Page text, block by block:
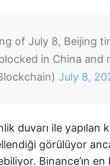
of July 8, Beijing
in China and
July 8,
duvarı ile
görülüyor
Binance’ın